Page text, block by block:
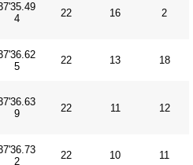
4
22 16 2
5
22 13 18
9
22 11 12
2
22 10 11